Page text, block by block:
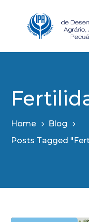
Home
Blog
Posts Tagged